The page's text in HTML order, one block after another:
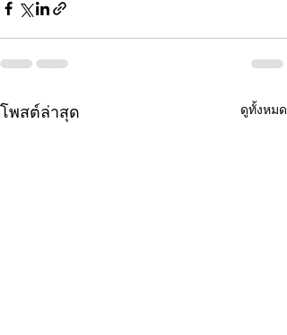
โพสต์ล่าสุด ดูทั้งหมด